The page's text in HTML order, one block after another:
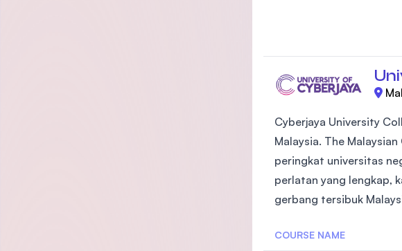
Cyberjaya University
Malaysia. The
peringkat universitas
perlatan yang lengkap,
gerbang tersibuk
COURSE NAME